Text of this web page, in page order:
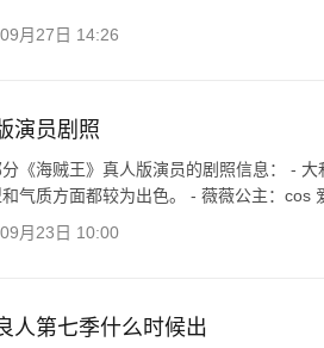
月27日 14:26
演员剧照
《海贼王》真人版演员的剧照信息： -
气质方面都较为出色。 - 薇薇公主：cos
月23日 10:00
人第七季什么时候出